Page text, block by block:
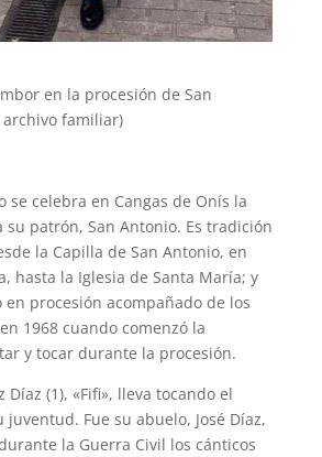
en la procesión de San
familiar)
se celebra en Cangas de Onís la
su patrón, San Antonio. Es tradición
la Capilla de San Antonio, en
hasta la Iglesia de Santa María; y
procesión acompañado de los
1968 cuando comenzó la
y tocar durante la procesión.
Díaz (1), «Fifi», lleva tocando el
Fue su abuelo, José Díaz,
la Guerra Civil los cánticos